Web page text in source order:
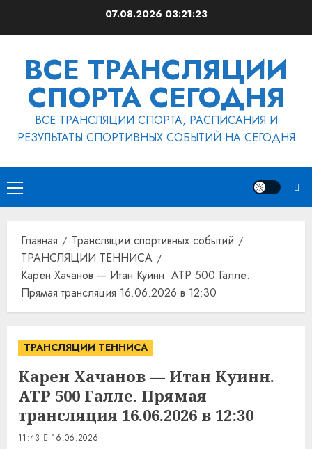
07.08.2026 03:21:24
ВСЕ ТРАНСЛЯЦИИ
СПОРТА СЕГОДНЯ
ВСЕ ТРАНСЛЯЦИИ СПОРТА, РАСПИСАНИЯ И
РЕЗУЛЬТАТЫ СПОРТИВНЫХ СОБЫТИЙ НА СЕГОДНЯ
Основное
меню
Главная
Трансляции спортивных событий
ТРАНСЛЯЦИИ ТЕННИСА
Карен Хачанов — Итан Куинн. ATP 500 Галле.
Прямая трансляция 16.06.2026 в 12:30
ТРАНСЛЯЦИИ ТЕННИСА
Карен Хачанов — Итан Куинн.
ATP 500 Галле. Прямая
трансляция 16.06.2026 в 12:30
11:43 16.06.2026